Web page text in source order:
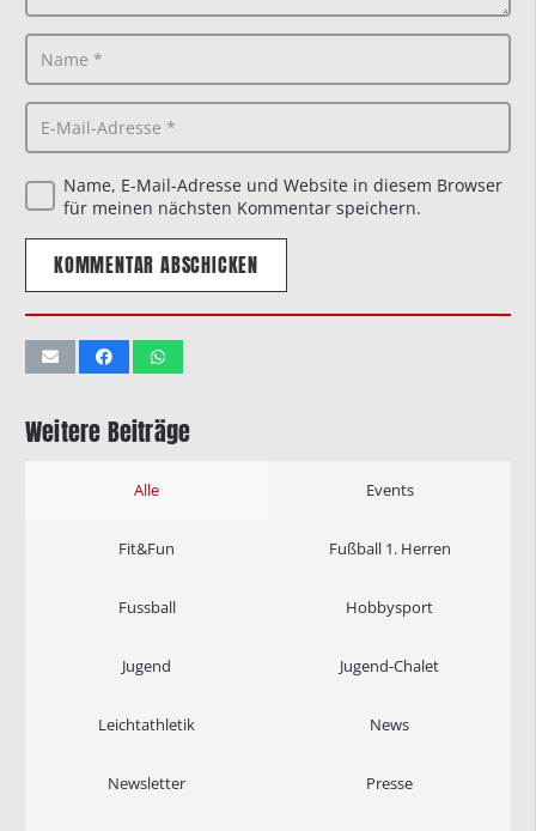
Name, E-Mail-Adresse und Website in diesem Browser
für meinen nächsten Kommentar speichern.
KOMMENTAR ABSCHICKEN
Weitere Beiträge
Alle Events
Fit&Fun Fußball 1. Herren
Fussball Hobbysport
Jugend Jugend-Chalet
Leichtathletik News
Newsletter Presse